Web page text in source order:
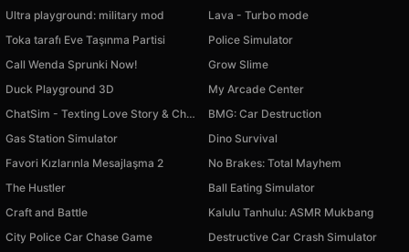
Ultra playground: military mod
Lava - Turbo mode
Toka tarafı Eve Taşınma Partisi
Police Simulator
Call Wenda Sprunki Now!
Grow Slime
Duck Playground 3D
My Arcade Center
ChatSim - Texting Love Story & Chat Romance
BMG: Car Destruction
Gas Station Simulator
Dino Survival
Favori Kızlarınla Mesajlaşma 2
No Brakes: Total Mayhem
The Hustler
Ball Eating Simulator
Craft and Battle
Kalulu Tanhulu: ASMR Mukbang
City Police Car Chase Game
Destructive Car Crash Simulator